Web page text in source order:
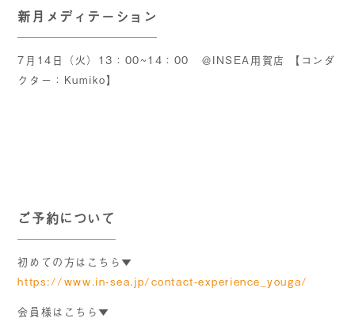
新月メディテーション
7月14日（火）13：00~14：00 ＠INSEA用賀店 【コンダ
クター：Kumiko】
ご予約について
初めての方はこちら▼
https://www.in-sea.jp/contact-experience_youga/
会員様はこちら▼